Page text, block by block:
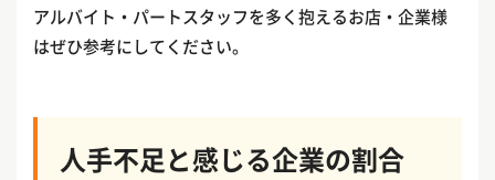
アルバイト・パートスタッフを多く抱えるお店・企業様
はぜひ参考にしてください。
人手不足と感じる企業の割合